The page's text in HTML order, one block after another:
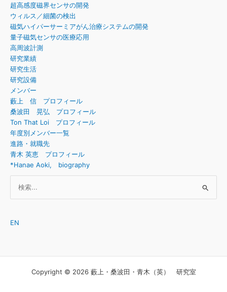
超高感度磁界センサの開発
ウィルス／細菌の検出
磁気ハイパーサーミアがん治療システムの開発
量子磁気センサの医療応用
高周波計測
研究業績
研究生活
研究設備
メンバー
藪上 信 プロフィール
桑波田 晃弘 プロフィール
Ton That Loi プロフィール
年度別メンバー一覧
進路・就職先
青木 英恵 プロフィール
*Hanae Aoki, biography
対
EN
Copyright © 2026 藪上・桑波田・青木（英） 研究室